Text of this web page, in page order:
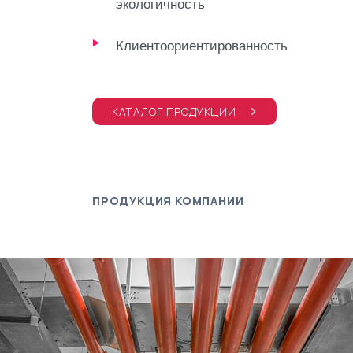
Клиентоориентированность
КАТАЛОГ ПРОДУКЦИИ
ПРОДУКЦИЯ КОМПАНИИ